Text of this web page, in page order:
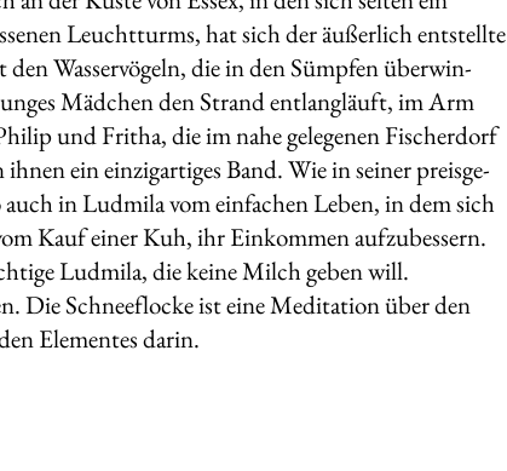
Leuchtturms, hat sich der äußerlich entstellte
Wasservögeln, die in den Sümpfen überwin­
Mädchen den Strand entlangläuft, im Arm
und Fritha, die im nahe gelegenen Fischerdorf
ein einzigartiges Band. Wie in seiner preisge­
in Ludmila vom einfachen Leben, in dem sich
Kauf einer Kuh, ihr Einkommen aufzubessern.
Ludmila, die keine Milch geben will.
Die Schneeflocke ist eine Meditation über den
Elementes darin.